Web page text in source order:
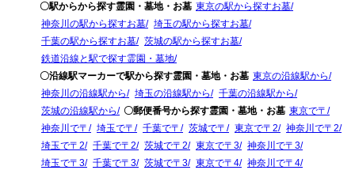
〇駅からから探す霊園・墓地・お墓 東京の駅から探すお墓
神奈川の駅から探すお墓
埼玉の駅から探すお墓
千葉の駅から探すお墓
茨城の駅から探すお墓
鉄道沿線と駅で探す霊園・墓地
〇沿線駅マーカーで駅から探す霊園・墓地・お墓 東京の沿線駅から
神奈川の沿線駅から
埼玉の沿線駅から
千葉の沿線駅から
茨城の沿線駅から
〇郵便番号から探す霊園・墓地・お墓 東京で〒
神奈川で〒
埼玉で〒 千葉で〒 茨城で〒 東京で〒2
神奈川で〒2
埼玉で〒2
千葉で〒2 茨城で〒2 東京で〒3
神奈川で〒3
埼玉で〒3
千葉で〒3 茨城で〒3 東京で〒4
神奈川で〒4